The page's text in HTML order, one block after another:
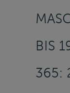
BIS
365: